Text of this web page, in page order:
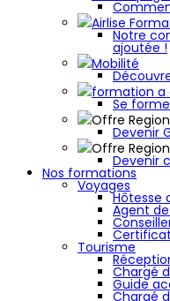
Airlise
Notre
ajoutée !
Mobilité
formation a
Se
Offre
Devenir
Offre
Devenir
Nos formations
Voyages
Hôtesse
Agent
Tourisme
Chargé
Guide
Chargé